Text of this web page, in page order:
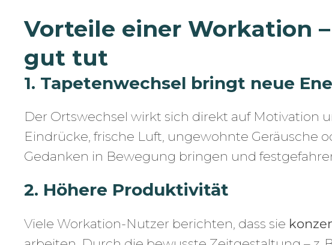
Vorteile einer Workation
gut tut
1. Tapetenwechsel bringt neue
Der Ortswechsel wirkt sich direkt auf Motivation
Eindrücke, frische Luft, ungewohnte Geräusche
Gedanken in Bewegung bringen und
2. Höhere Produktivität
Viele Workation-Nutzer berichten, dass sie